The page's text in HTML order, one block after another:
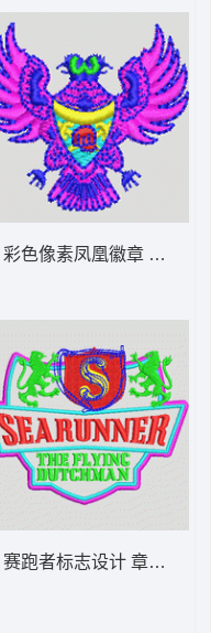
志 虎头 章仔标志布贴徽章
布贴徽章男
赛跑者标志设计 章仔标志